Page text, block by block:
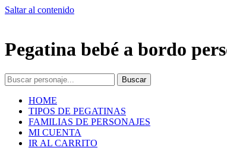
Saltar al contenido
Pegatina bebé a bordo
Buscar
HOME
TIPOS DE PEGATINAS
FAMILIAS DE PERSONAJES
MI CUENTA
IR AL CARRITO